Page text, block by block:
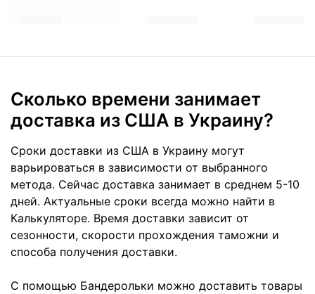
Сколько времени занимает
доставка из США в Украину?
Сроки доставки из США в Украину могут
варьироваться в зависимости от выбранного
метода. Сейчас доставка занимает в среднем 5-10
дней. Актуальные сроки всегда можно найти в
Калькуляторе. Время доставки зависит от
сезонности, скорости прохождения таможни и
способа получения доставки.
С помощью Бандерольки можно доставить товары